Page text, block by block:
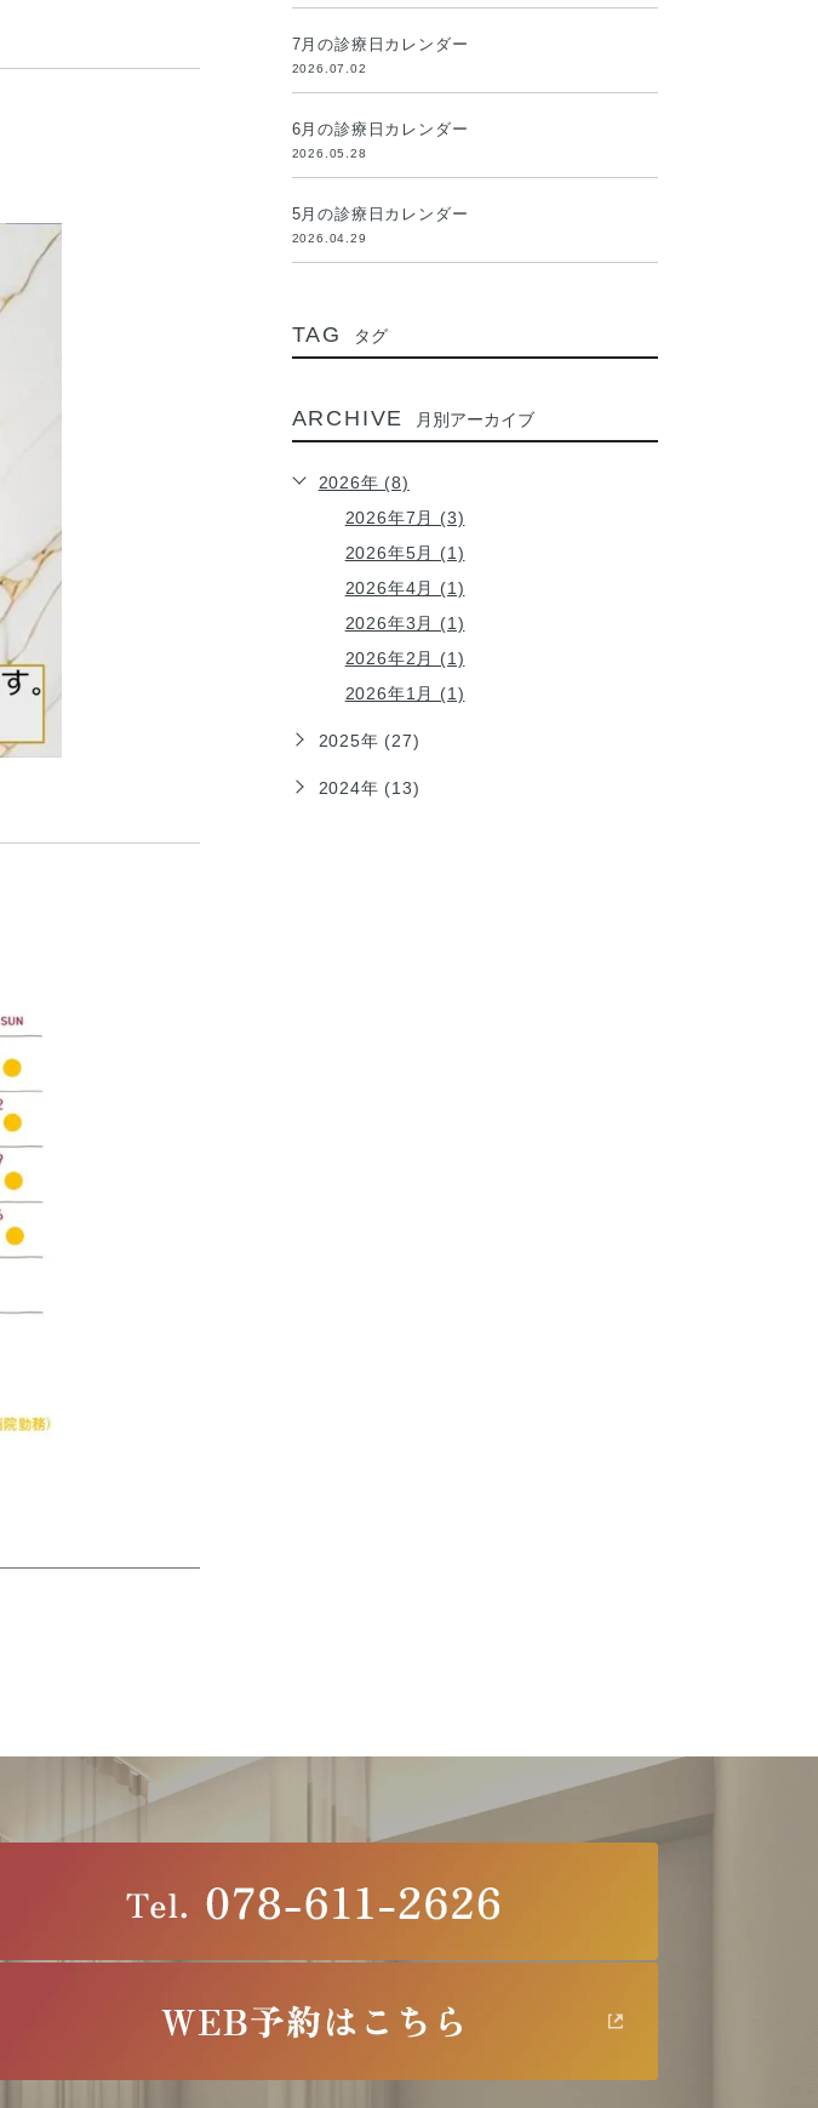
7月の診療日カレンダー
2026.07.02
6月の診療日カレンダー
2026.05.28
5月の診療日カレンダー
2026.04.29
TAG タグ
ARCHIVE 月別アーカイブ
2026年 (8)
2026年7月 (3)
2026年5月 (1)
2026年4月 (1)
2026年3月 (1)
2026年2月 (1)
2026年1月 (1)
2025年 (27)
2024年 (13)